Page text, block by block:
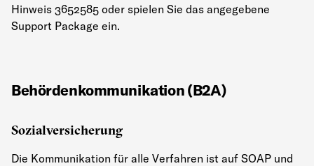
Hinweis 3652585 oder spielen Sie das angegebene
Support Package ein.
Behördenkommunikation (B2A)
Sozialversicherung
Die Kommunikation für alle Verfahren ist auf SOAP und